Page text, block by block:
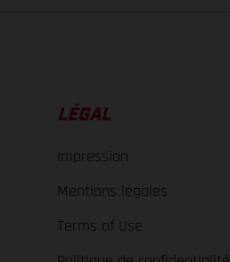
LÉGAL
Impression
Mentions légales
Terms of Use